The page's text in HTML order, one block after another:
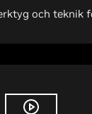
och teknik